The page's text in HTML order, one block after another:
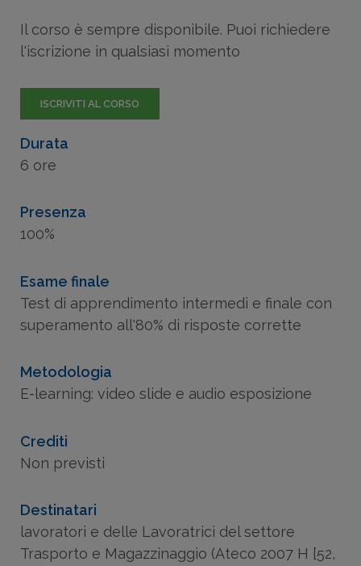
Il corso è sempre disponibile. Puoi richiedere
l'iscrizione in qualsiasi momento
ISCRIVITI AL CORSO
Durata
6 ore
Presenza
100%
Esame finale
Test di apprendimento intermedi e finale con
superamento all'80% di risposte corrette
Metodologia
E-learning: video slide e audio esposizione
Crediti
Non previsti
Destinatari
lavoratori e delle Lavoratrici del settore
Trasporto e Magazzinaggio (Ateco 2007 H [52,